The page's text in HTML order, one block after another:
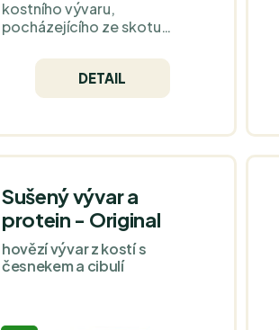
kostního vývaru,
pocházejícího ze skotu
trávou. Obohacen o tradiční
byliny jako jsou aloe vera,
máta, lékořice a fenykl pro
pokrmů nebo jen jako
samostatný šálek.
DETAIL
Sušený vývar a
protein - Original
hovězí vývar z kostí s
česnekem a cibulí